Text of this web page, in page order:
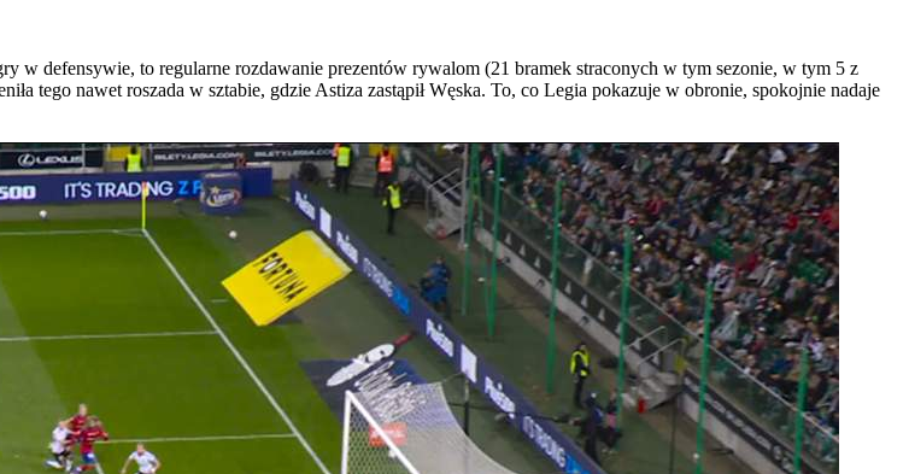
w defensywie, to regularne rozdawanie prezentów rywalom (21 bramek straconych w tym sezonie, w tym 5 z
tego nawet roszada w sztabie, gdzie Astiza zastąpił Węska. To, co Legia pokazuje w obronie, spokojnie nadaje